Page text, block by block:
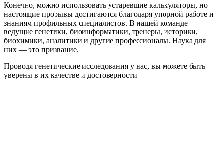
Конечно, можно использовать устаревшие калькуляторы, но
настоящие прорывы достигаются благодаря упорной работе и
знаниям профильных специалистов. В нашей команде —
ведущие генетики, биоинформатики, тренеры, историки,
биохимики, аналитики и другие профессионалы. Наука для
них — это призвание.
Проводя генетические исследования у нас, вы можете быть
уверены в их качестве и достоверности.